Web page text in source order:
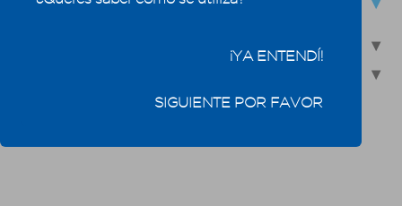
4.1.3.2 - Usos del agua relacionados con la actividad
¡YA ENTENDÍ!
SIGUIENTE POR FAVOR